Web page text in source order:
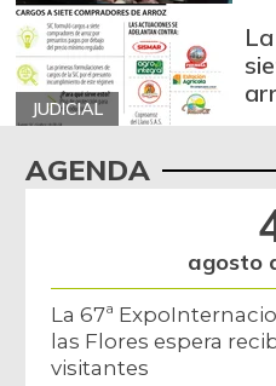
JUDICIAL
AGENDA
agosto
La 67ª
las Flores espera
visitantes